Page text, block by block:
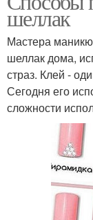
шеллак
Мастера
шеллак дома,
страз. Клей -
Сегодня его
сложности